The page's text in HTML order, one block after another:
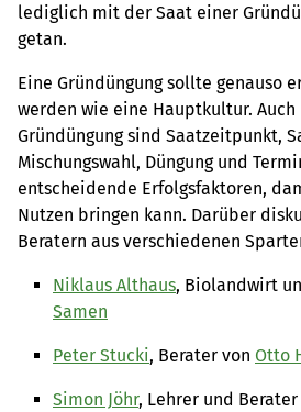
lediglich mit der Saat einer
getan.
Eine Gründüngung sollte genauso
werden wie eine Hauptkultur.
Gründüngung sind Saatzeitpunkt,
Mischungswahl, Düngung und
entscheidende Erfolgsfaktoren,
Nutzen bringen kann. Darüber
Beratern aus verschiedenen
Niklaus Althaus, Biolandwirt
Samen
Peter Stucki, Berater von Otto
Simon Jöhr, Lehrer und